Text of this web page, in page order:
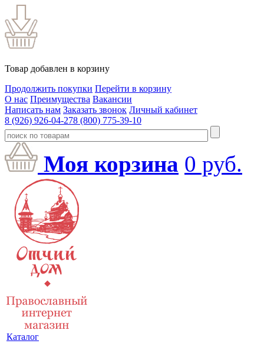
Товар добавлен в корзину
Продолжить покупки Перейти в корзину
О нас Преимущества Вакансии
Написать нам Заказать звонок Личный кабинет
8 (926) 926-04-278 (800) 775-39-10
Моя корзина 0 руб.
Каталог